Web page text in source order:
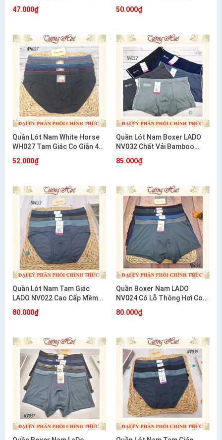
47.000₫ 50.000₫
Quần Lót Nam White Horse
WH027 Tam Giác Co Giãn 4
52.000₫
Quần Lót Nam Boxer LADO
NV032 Chất Vải Bamboo
85.000₫
Quần Lót Nam Tam Giác
LADO NV022 Cao Cấp Mềm
80.000₫
Quần Boxer Nam LADO
NV024 Có Lỗ Thông Hơi Co
80.000₫